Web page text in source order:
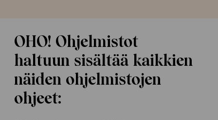
OHO! Ohjelmistot
haltuun sisältää kaikkien
näiden ohjelmistojen
ohjeet: